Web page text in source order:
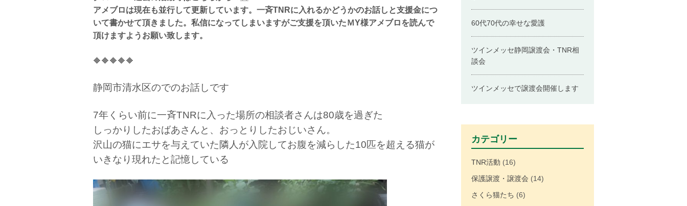
アメブロは現在も並行して更新しています。一斉TNRに入れるかどうかのお話しと支援金につ
いて書かせて頂きました。私信になってしまいますがご支援を頂いたＭY様アメブロを読んで
頂けますようお願い致します。
🔶🔶🔶🔶🔶
静岡市清水区のでのお話しです
7年くらい前に一斉TNRに入った場所の相談者さんは80歳を過ぎた
しっかりしたおばあさんと、おっとりしたおじいさん。
沢山の猫にエサを与えていた隣人が入院してお腹を減らした10匹を超える猫が
いきなり現れたと記憶している
60代70代の幸せな愛護
ツインメッセ静岡譲渡会・TNR相
談会
ツインメッセで譲渡会開催します
カテゴリー
TNR活動 (16)
保護譲渡・譲渡会 (14)
さくら猫たち (6)